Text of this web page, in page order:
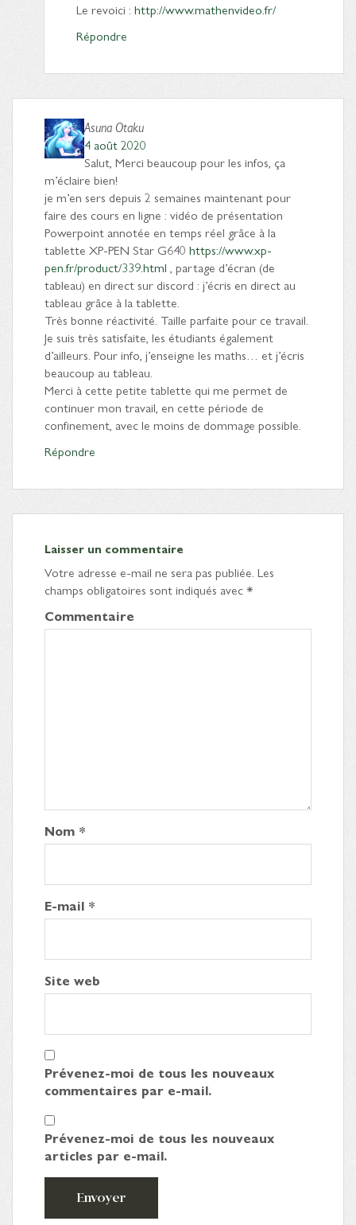
Le revoici : http://www.mathenvideo.fr/
Répondre
Asuna Otaku
4 août 2020
Salut, Merci beaucoup pour les infos, ça
m’éclaire bien!
je m’en sers depuis 2 semaines maintenant pour
faire des cours en ligne : vidéo de présentation
Powerpoint annotée en temps réel grâce à la
tablette XP-PEN Star G640 https://www.xp-
pen.fr/product/339.html , partage d’écran (de
tableau) en direct sur discord : j’écris en direct au
tableau grâce à la tablette.
Très bonne réactivité. Taille parfaite pour ce travail.
Je suis très satisfaite, les étudiants également
d’ailleurs. Pour info, j’enseigne les maths… et j’écris
beaucoup au tableau.
Merci à cette petite tablette qui me permet de
continuer mon travail, en cette période de
confinement, avec le moins de dommage possible.
Répondre
Laisser un commentaire
Votre adresse e-mail ne sera pas publiée. Les
champs obligatoires sont indiqués avec*
Commentaire
Nom *
E-mail *
Site web
Prévenez-moi de tous les nouveaux
commentaires par e-mail.
Prévenez-moi de tous les nouveaux
articles par e-mail.
Envoyer